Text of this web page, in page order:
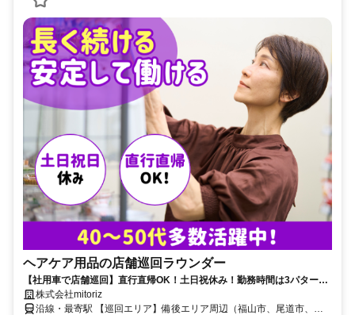
ヘアケア用品の店舗巡回ラウンダー
【社用車で店舗巡回】直行直帰OK！土日祝休み！勤務時間は3パターン
から選択OK
株式会社mitoriz
沿線・最寄駅 【巡回エリア】備後エリア周辺（福山市、尾道市、三